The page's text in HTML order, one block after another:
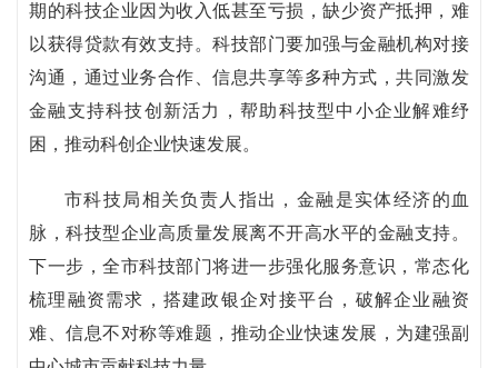
期的科技企业因为收入低甚至亏损，缺少资产抵押，难
以获得贷款有效支持。科技部门要加强与金融机构对接
沟通，通过业务合作、信息共享等多种方式，共同激发
金融支持科技创新活力，帮助科技型中小企业解难纾
困，推动科创企业快速发展。
市科技局相关负责人指出，金融是实体经济的血
脉，科技型企业高质量发展离不开高水平的金融支持。
下一步，全市科技部门将进一步强化服务意识，常态化
梳理融资需求，搭建政银企对接平台，破解企业融资
难、信息不对称等难题，推动企业快速发展，为建强副